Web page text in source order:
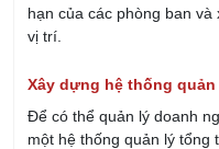
hạn của các phòng ban
vị trí.
Xây dựng hệ thống
Để có thể quản lý doanh
một hệ thống quản lý tổng